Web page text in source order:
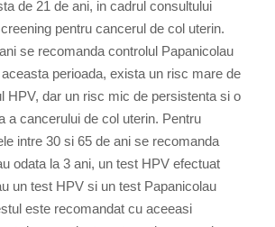
de 21 de ani, in cadrul consultului
pentru cancerul de col uterin.
se recomanda controlul Papanicolau
perioada, exista un risc mare de
HPV, dar un risc mic de persistenta si o
a cancerului de col uterin. Pentru
intre 30 si 65 de ani se recomanda
odata la 3 ani, un test HPV efectuat
un test HPV si un test Papanicolau
este recomandat cu aceeasi